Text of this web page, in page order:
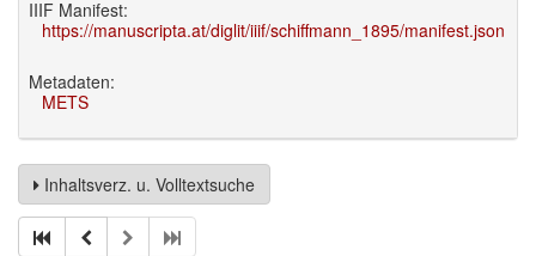
IIIF Manifest:
https://manuscripta.at/diglit/iiif/schiffmann_1895/manifest.json
Metadaten:
METS
Inhaltsverz. u. Volltextsuche